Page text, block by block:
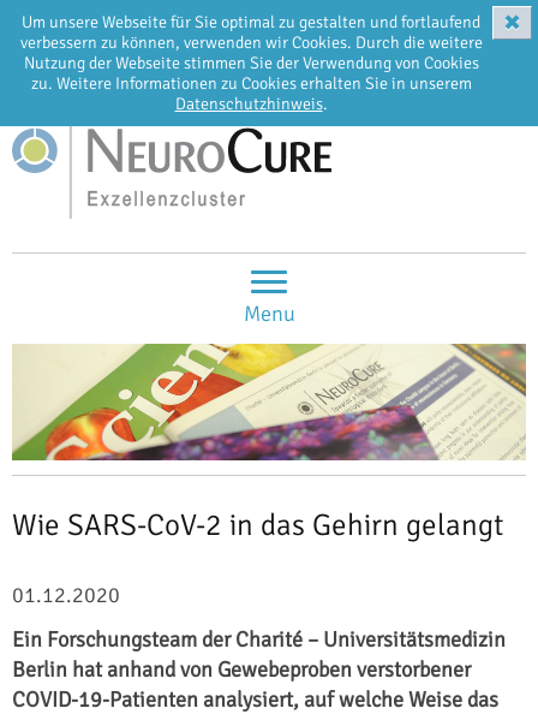
Um unsere Webseite für Sie optimal zu gestalten und fortlaufend
verbessern zu können, verwenden wir Cookies. Durch die weitere
Nutzung der Webseite stimmen Sie der Verwendung von Cookies
zu. Weitere Informationen zu Cookies erhalten Sie in unserem
Datenschutzhinweis.
✖
EN DE
Menu
Wie SARS-CoV-2 in das Gehirn gelangt
01.12.2020
Ein Forschungsteam der Charité – Universitätsmedizin
Berlin hat anhand von Gewebeproben verstorbener
COVID-19-Patienten analysiert, auf welche Weise das